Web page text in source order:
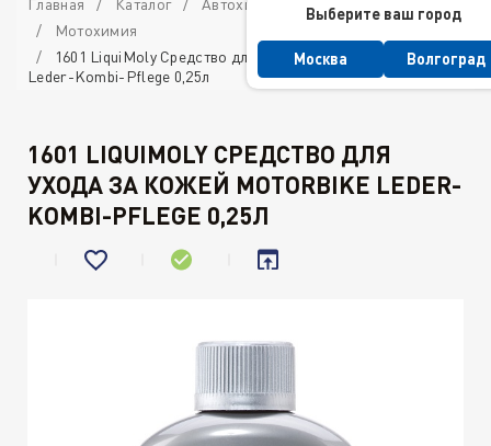
Выберите ваш город
Москва Волгоград
Главная Каталог
Автохимия потребительская
Мотохимия
1601 LiquiMoly Средство для ухода за кожей Motorbike
Leder-Kombi-Pflege 0,25л
1601 LIQUIMOLY СРЕДСТВО ДЛЯ
УХОДА ЗА КОЖЕЙ MOTORBIKE LEDER-
KOMBI-PFLEGE 0,25Л